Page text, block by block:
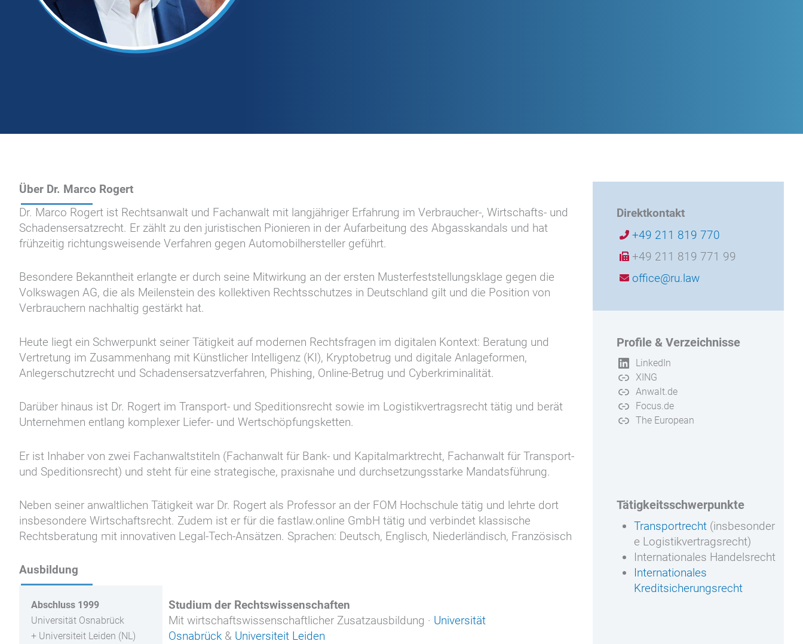
Über Dr. Marco Rogert
Dr. Marco Rogert ist Rechtsanwalt und Fachanwalt mit langjähriger Erfahrung im Verbraucher-, Wirtschafts- und
Schadensersatzrecht. Er zählt zu den juristischen Pionieren in der Aufarbeitung des Abgasskandals und hat
frühzeitig richtungsweisende Verfahren gegen Automobilhersteller geführt.
Besondere Bekanntheit erlangte er durch seine Mitwirkung an der ersten Musterfeststellungsklage gegen die
Volkswagen AG, die als Meilenstein des kollektiven Rechtsschutzes in Deutschland gilt und die Position von
Verbrauchern nachhaltig gestärkt hat.
Heute liegt ein Schwerpunkt seiner Tätigkeit auf modernen Rechtsfragen im digitalen Kontext: Beratung und
Vertretung im Zusammenhang mit Künstlicher Intelligenz (KI), Kryptobetrug und digitale Anlageformen,
Anlegerschutzrecht und Schadensersatzverfahren, Phishing, Online-Betrug und Cyberkriminalität.
Darüber hinaus ist Dr. Rogert im Transport- und Speditionsrecht sowie im Logistikvertragsrecht tätig und berät
Unternehmen entlang komplexer Liefer- und Wertschöpfungsketten.
Er ist Inhaber von zwei Fachanwaltstiteln (Fachanwalt für Bank- und Kapitalmarktrecht, Fachanwalt für Transport-
und Speditionsrecht) und steht für eine strategische, praxisnahe und durchsetzungsstarke Mandatsführung.
Neben seiner anwaltlichen Tätigkeit war Dr. Rogert als Professor an der FOM Hochschule tätig und lehrte dort
insbesondere Wirtschaftsrecht. Zudem ist er für die fastlaw.online GmbH tätig und verbindet klassische
Rechtsberatung mit innovativen Legal-Tech-Ansätzen. Sprachen: Deutsch, Englisch, Niederländisch, Französisch
Ausbildung
Abschluss 1999
Universität Osnabrück
+ Universiteit Leiden (NL)
Studium der Rechtswissenschaften
Mit wirtschaftswissenschaftlicher Zusatzausbildung · Universität
Osnabrück & Universiteit Leiden
Direktkontakt
+49 211 819 770
+49 211 819 771 99
office@ru.law
Profile & Verzeichnisse
LinkedIn
XING
Anwalt.de
Focus.de
The European
Tätigkeitsschwerpunkte
Transportrecht (insbesonder
e Logistikvertragsrecht)
Internationales Handelsrecht
Internationales
Kreditsicherungsrecht